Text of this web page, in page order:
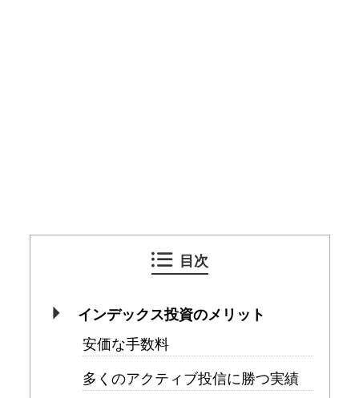
目次
インデックス投資のメリット
安価な手数料
多くのアクティブ投信に勝つ実績